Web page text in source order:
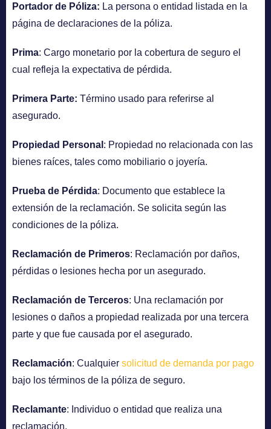
Portador de Póliza: La persona o entidad listada en la
página de declaraciones de la póliza.
Prima: Cargo monetario por la cobertura de seguro el
cual refleja la expectativa de pérdida.
Primera Parte: Término usado para referirse al
asegurado.
Propiedad Personal : Propiedad no relacionada con las
bienes raíces, tales como mobiliario o joyería.
Prueba de Pérdida: Documento que establece la
extensión de la reclamación. Se solicita según las
condiciones de la póliza.
Reclamación de Primeros: Reclamación por daños,
pérdidas o lesiones hecha por un asegurado.
Reclamación de Terceros: Una reclamación por
lesiones o daños a propiedad realizada por una tercera
parte y que fue causada por el asegurado.
Reclamación: Cualquier solicitud de demanda por pago
bajo los términos de la póliza de seguro.
Reclamante: Individuo o entidad que realiza una
reclamación.